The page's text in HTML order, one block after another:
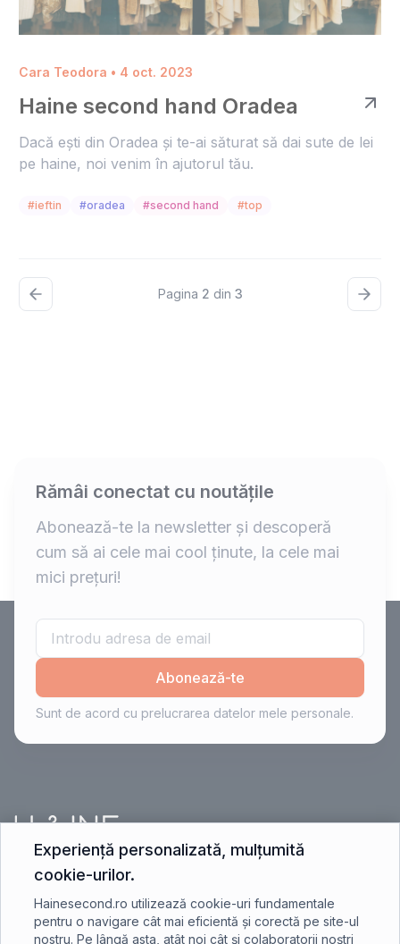
Cara Teodora • 4 oct. 2023
Haine second hand Oradea
Dacă ești din Oradea și te-ai săturat să dai sute de lei
pe haine, noi venim în ajutorul tău.
#ieftin #oradea #second hand #top
Pagina 2 din 3
Rămâi conectat cu noutățile
Abonează-te la newsletter și descoperă
cum să ai cele mai cool ținute, la cele mai
mici prețuri!
Abonează-te
Sunt de acord cu prelucrarea datelor mele personale.
contact@hainesecond.ro
Experiență personalizată, mulțumită
cookie-urilor.
Hainesecond.ro utilizează cookie-uri fundamentale
pentru o navigare cât mai eficientă și corectă pe site-ul
nostru. Pe lângă asta, atât noi cât și colaboratorii noștri